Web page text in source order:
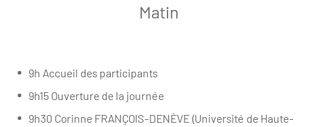
Matin
9h Accueil des participants
9h15 Ouverture de la journée
9h30 Corinne FRANÇOIS-DENÈVE (Université de Haute-